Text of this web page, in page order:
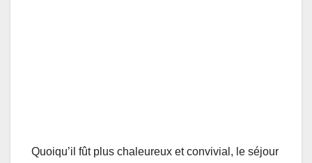
Quoiqu’il fût plus chaleureux et convivial, le séjour